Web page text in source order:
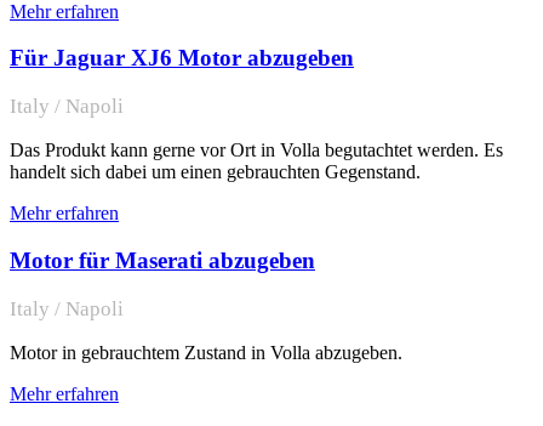
Mehr erfahren
Für Jaguar XJ6 Motor abzugeben
Italy / Napoli
Das Produkt kann gerne vor Ort in Volla begutachtet werden. Es
handelt sich dabei um einen gebrauchten Gegenstand.
Mehr erfahren
Motor für Maserati abzugeben
Italy / Napoli
Motor in gebrauchtem Zustand in Volla abzugeben.
Mehr erfahren